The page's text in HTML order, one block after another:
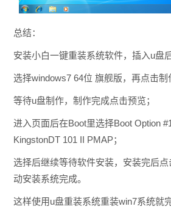
总结：
安装小白一键重装系统软件，插入u盘
选择windows7 64位 旗舰版，再点击制
等待u盘制作，制作完成点击预览；
进入页面后在Boot里选择Boot Option
KingstonDT 101 II PMAP；
选择后继续等待软件安装，安装完后点
动安装系统完成。
这样使用u盘重装系统重装win7系统就